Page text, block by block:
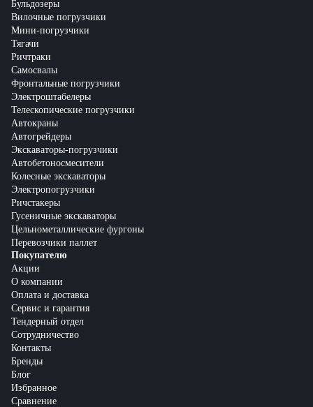
Бульдозеры
Вилочные погрузчики
Мини-погрузчики
Тягачи
Ричтраки
Самосвалы
Фронтальные погрузчики
Электроштабелеры
Телескопические погрузчики
Автокраны
Автогрейдеры
Экскаваторы-погрузчики
Автобетоносмесители
Колесные экскаваторы
Электропогрузчики
Ричстакеры
Гусеничные экскаваторы
Цельнометаллические фургоны
Перевозчики паллет
Покупателю
Акции
О компании
Оплата и доставка
Сервис и гарантия
Тендерный отдел
Сотрудничество
Контакты
Бренды
Блог
Избранное
Сравнение